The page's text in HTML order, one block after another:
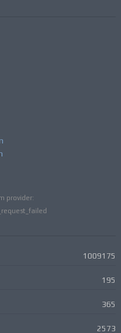
provider:
1009175
195
365
2573